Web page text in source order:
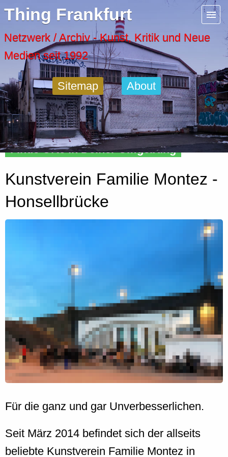
Thing Frankfurt
Netzwerk / Archiv - Kunst, Kritik und Neue
Medien seit 1992
Sitemap About
Finde Orte in Deiner Umgebung
Kunstverein Familie Montez -
Honsellbrücke
Für die ganz und gar Unverbesserlichen.
Seit März 2014 befindet sich der allseits
beliebte Kunstverein Familie Montez in
Menu
Artspaces
Cool Places
Frankfurt Diary
Activity
Recent Posts
Home